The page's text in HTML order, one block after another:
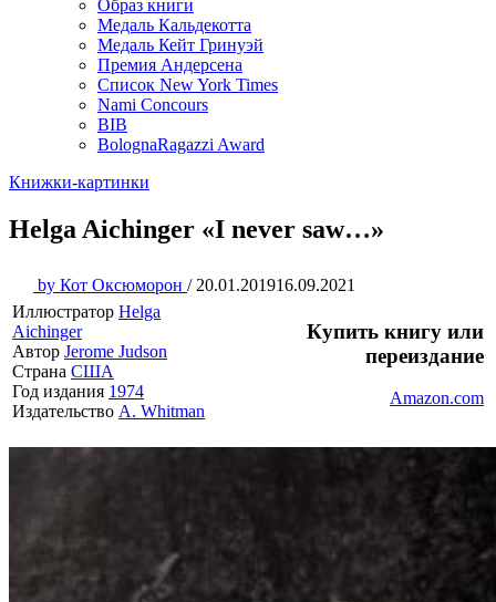
Образ книги
Медаль Кальдекотта
Медаль Кейт Гринуэй
Премия Андерсена
Список New York Times
Nami Concours
BIB
BolognaRagazzi Award
Книжки-картинки
Helga Aichinger «I never saw…»
by Кот Оксюморон / 20.01.201916.09.2021
Иллюстратор Helga
Aichinger
Автор Jerome Judson
Страна США
Год издания 1974
Издательство A. Whitman
Купить книгу или
переиздание
Amazon.com